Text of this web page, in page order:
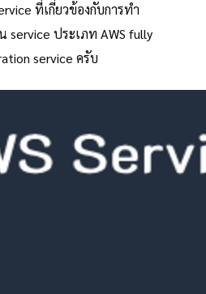
ที่เกี่ยวข้องกับการทำ
service ประเภท AWS fully
service ครับ